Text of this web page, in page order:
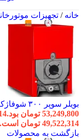
خانه/ تجهیزات
بویلر سوپر ۳۰۰ شوفاژکار-6 پره
53,249,800 تومان بود.
49,522,314 تومان است.
بازگشت به محصولات